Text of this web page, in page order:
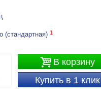
(стандартная) 1
В корзину
Купить в 1 клик